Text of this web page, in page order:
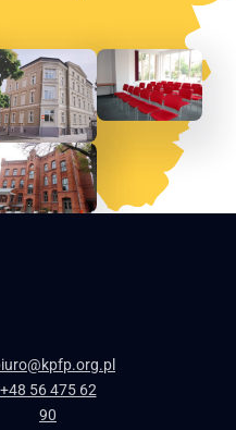
+48 56 475 62
90